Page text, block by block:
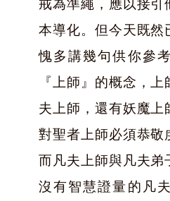
戒為準繩，應以接引
本導化。但今天既然
愧多講幾句供你參
『上師』的概念，
夫上師，還有妖魔上
對聖者上師必須恭敬
而凡夫上師與凡夫弟
沒有智慧證量的凡